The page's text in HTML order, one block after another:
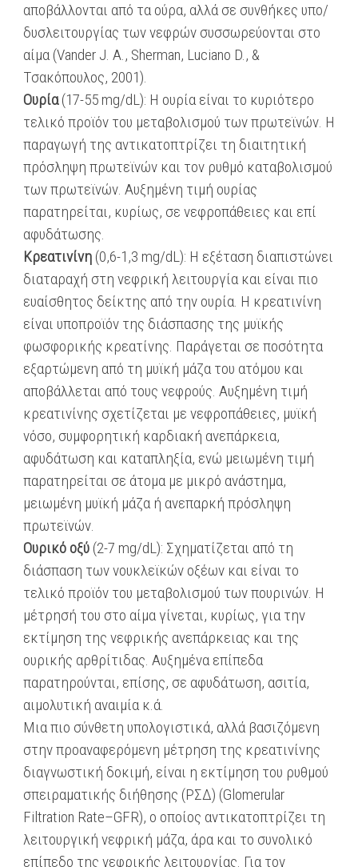
αποβάλλονται από τα ούρα, αλλά σε συνθήκες υπο/
δυσλειτουργίας των νεφρών συσσωρεύονται στο
αίμα (Vander J. A., Sherman, Luciano D., &
Tσακόπουλος, 2001).
Ουρία(17-55 mg/dL): Η ουρία είναι το κυριότερο
τελικό προϊόν του μεταβολισμού των πρωτεϊνών. Η
παραγωγή της αντικατοπτρίζει τη διαιτητική
πρόσληψη πρωτεϊνών και τον ρυθμό καταβολισμού
των πρωτεϊνών. Αυξημένη τιμή ουρίας
παρατηρείται, κυρίως, σε νεφροπάθειες και επί
αφυδάτωσης.
Κρεατινίνη (0,6-1,3 mg/dL): Η εξέταση διαπιστώνει
διαταραχή στη νεφρική λειτουργία και είναι πιο
ευαίσθητος δείκτης από την ουρία. Η κρεατινίνη
είναι υποπροϊόν της διάσπασης της μυϊκής
φωσφορικής κρεατίνης. Παράγεται σε ποσότητα
εξαρτώμενη από τη μυϊκή μάζα του ατόμου και
αποβάλλεται από τους νεφρούς. Αυξημένη τιμή
κρεατινίνης σχετίζεται με νεφροπάθειες, μυϊκή
νόσο, συμφορητική καρδιακή ανεπάρκεια,
αφυδάτωση και καταπληξία, ενώ μειωμένη τιμή
παρατηρείται σε άτομα με μικρό ανάστημα,
μειωμένη μυϊκή μάζα ή ανεπαρκή πρόσληψη
πρωτεϊνών.
Ουρικό οξύ (2-7 mg/dL): Σχηματίζεται από τη
διάσπαση των νουκλεϊκών οξέων και είναι το
τελικό προϊόν του μεταβολισμού των πουρινών. Η
μέτρησή του στο αίμα γίνεται, κυρίως, για την
εκτίμηση της νεφρικής ανεπάρκειας και της
ουρικής αρθρίτιδας. Αυξημένα επίπεδα
παρατηρούνται, επίσης, σε αφυδάτωση, ασιτία,
αιμολυτική αναιμία κ.ά.
Μια πιο σύνθετη υπολογιστικά, αλλά βασιζόμενη
στην προαναφερόμενη μέτρηση της κρεατινίνης
διαγνωστική δοκιμή, είναι η εκτίμηση του ρυθμού
σπειραματικής διήθησης (ΡΣΔ) (Glomerular
Filtration Rate–GFR), ο οποίος αντικατοπτρίζει τη
λειτουργική νεφρική μάζα, άρα και το συνολικό
επίπεδο της νεφρικής λειτουργίας. Για τον